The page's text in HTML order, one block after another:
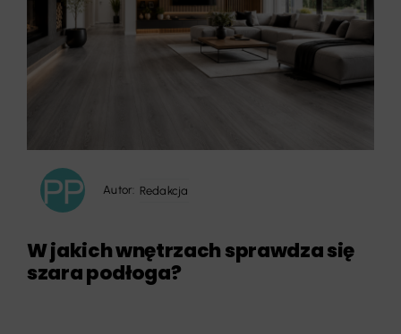
Autor: Redakcja
W jakich wnętrzach sprawdza się
szara podłoga?